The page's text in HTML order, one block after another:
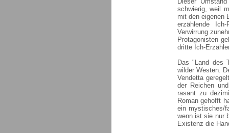
schwierig, weil
mit den eigenen
erzählende
Verwirrung
Protagonisten
dritte Ich-
Das "Land des
wilder Westen.
Vendetta
der Reichen
rasant zu
Roman gehofft
ein mystisches/
wenn ist sie nur
Existenz die